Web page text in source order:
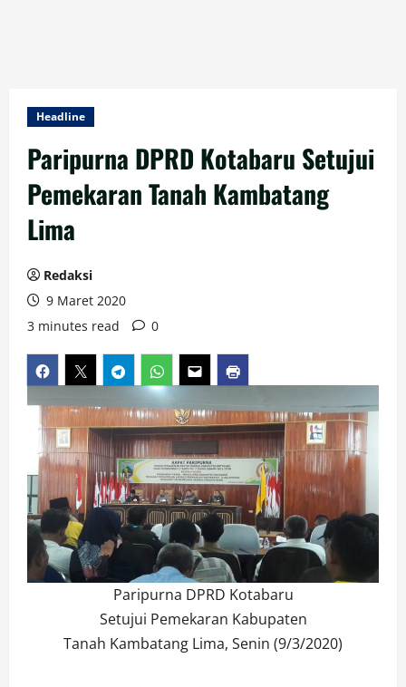
Headline
Paripurna DPRD Kotabaru Setujui
Pemekaran Tanah Kambatang
Lima
Redaksi
9 Maret 2020
3 minutes read
0
Paripurna DPRD Kotabaru
Setujui Pemekaran Kabupaten
Tanah Kambatang Lima, Senin (9/3/2020)